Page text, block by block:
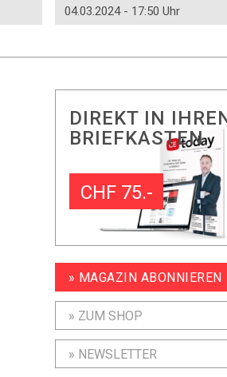
04.03.2024 - 17:50 Uhr
DIREKT IN
BRIEFKASTEN
CHF 75.-
» MAGAZIN ABONNIEREN
» ZUM SHOP
» NEWSLETTER